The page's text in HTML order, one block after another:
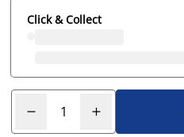
Click & Collect